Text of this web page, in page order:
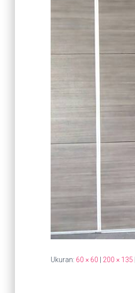
Ukuran: 60 × 60 200 × 135